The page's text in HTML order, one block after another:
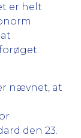
er helt
nævnet, at
den 23.